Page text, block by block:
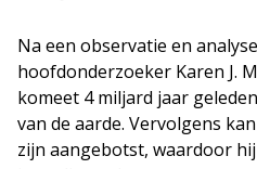
Na een observatie en
hoofdonderzoeker Karen J.
komeet 4 miljard jaar
van de aarde. Vervolgens
zijn aangebotst, waardoor